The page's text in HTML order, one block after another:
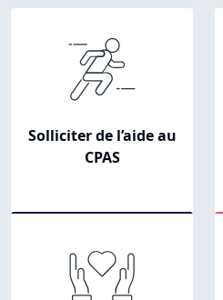
Solliciter de l’aide au
CPAS